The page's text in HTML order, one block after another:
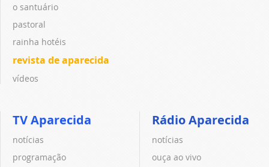
o santuário
pastoral
rainha hotéis
revista de aparecida
vídeos
TV Aparecida
notícias
programação
Rádio Aparecida
notícias
ouça ao vivo